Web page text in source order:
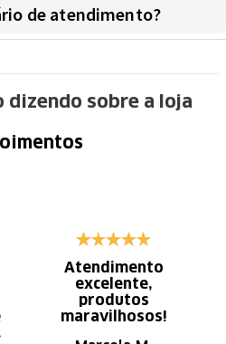
de atendimento?
dizendo sobre a loja
Atendimento
excelente,
produtos
maravilhosos!